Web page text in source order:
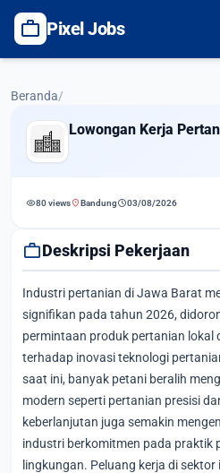
work Pixel Jobs
Beranda/
Lowongan Kerja
visibility80 viewslocation_onBandungschedule03/08/2026
workDeskripsi Pekerjaan
Industri pertanian di Jawa Barat
signifikan pada tahun 2026,
permintaan produk pertanian lokal
terhadap inovasi teknologi
saat ini, banyak petani beralih
modern seperti pertanian presisi
keberlanjutan juga semakin
industri berkomitmen pada praktik
lingkungan. Peluang kerja di